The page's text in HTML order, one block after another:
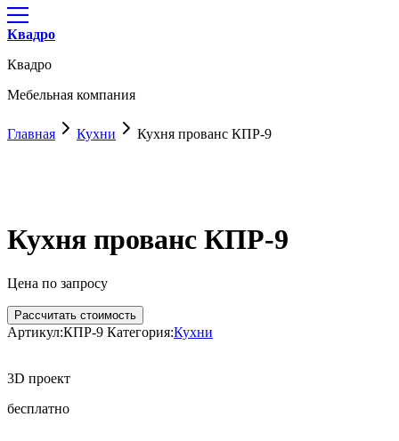
Квадро
Квадро
Мебельная компания
Главная Кухни Кухня прованс КПР-9
Кухня прованс КПР-9
Цена по запросу
Рассчитать стоимость
Артикул:КПР-9 Категория:Кухни
3D проект
бесплатно